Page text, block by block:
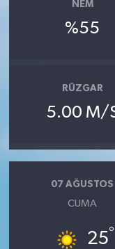
NEM
%55
RÜZGAR
5.00 M/
07 AĞUSTOS
CUMA
25°